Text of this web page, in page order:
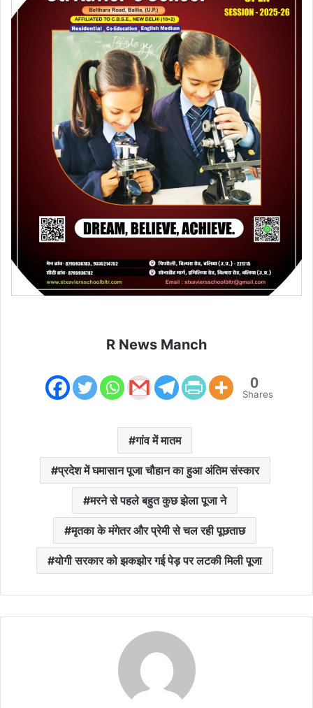
R News Manch
0
Shares
गांव में मातम
प्रदेश में घमासान पूजा चौहान का हुआ अंतिम संस्कार
मरने से पहले बहुत कुछ झेला पूजा ने
मृतका के मंगेतर और प्रेमी से चल रही पूछताछ
योगी सरकार को झकझोर गई पेड़ पर लटकी मिली पूजा